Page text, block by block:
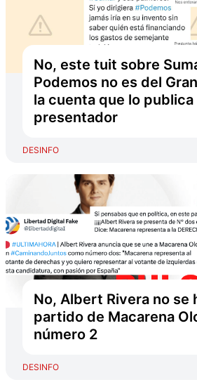
No, este tuit sobre
Podemos no es del
la cuenta que lo publica
presentador
DESINFO
No, Albert Rivera no se
partido de Macarena
número 2
DESINFO